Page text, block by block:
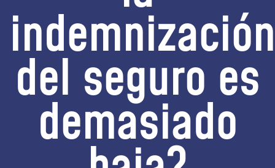
indemnización
del seguro es
demasiado